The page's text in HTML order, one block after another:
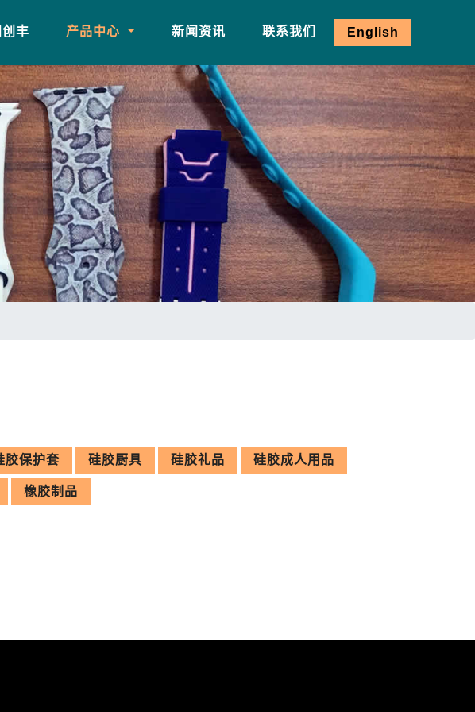
丰 产品中心 新闻资讯 联系我们 English
胶保护套 硅胶厨具 硅胶礼品 硅胶成人用品
橡胶制品